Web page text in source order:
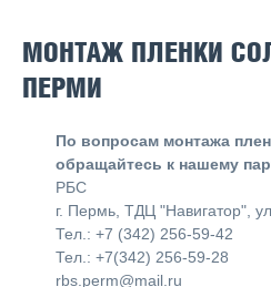
МОНТАЖ ПЛЕНКИ
ПЕРМИ
По вопросам монтажа
обращайтесь к нашему
РБС
г. Пермь, ТДЦ "Навигатор",
Тел.: +7 (342) 256-59-42
Тел.: +7(342) 256-59-28
rbs.perm@mail.ru